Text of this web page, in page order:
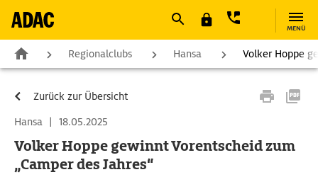
MENÜ
Regionalclubs Hansa Volker Hoppe
Zurück zur Übersicht
Hansa | 18.05.2025
Volker Hoppe gewinnt Vorentscheid zum
„Camper des Jahres“